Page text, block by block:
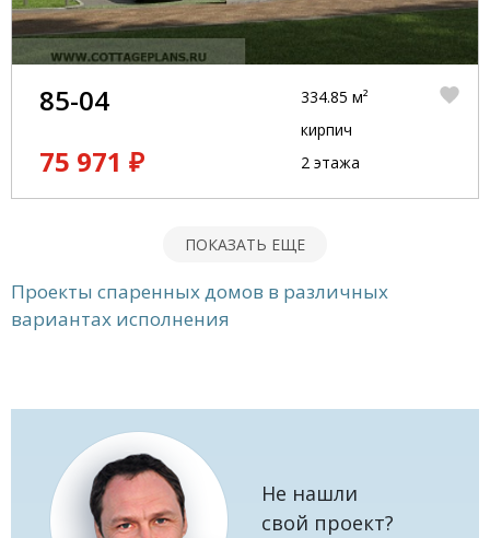
85-04
75 971 ₽
334.85 м²
кирпич
2 этажа
ПОКАЗАТЬ ЕЩЕ
Проекты спаренных домов в различных
вариантах исполнения
Не нашли
свой проект?